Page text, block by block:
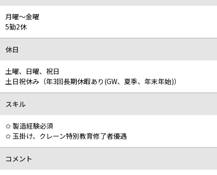
月曜～金曜
5勤2休
休日
土曜、日曜、祝日
土日祝休み（年3回長期休暇あり(GW、夏季、年末年始)）
スキル
✩ 製造経験必須
✩ 玉掛け、クレーン特別教育修了者優遇
コメント